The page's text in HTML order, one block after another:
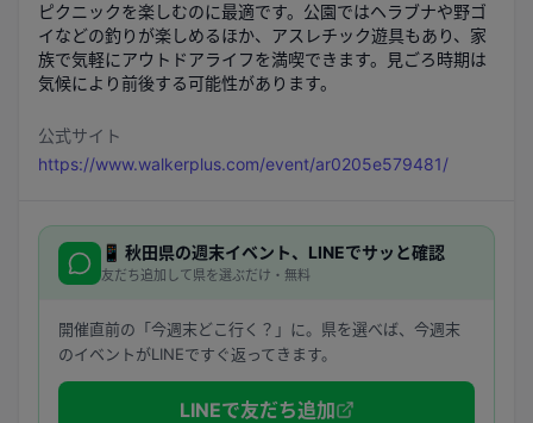
ピクニックを楽しむのに最適です。公園ではヘラブナや野ゴ
イなどの釣りが楽しめるほか、アスレチック遊具もあり、家
族で気軽にアウトドアライフを満喫できます。見ごろ時期は
気候により前後する可能性があります。
公式サイト
https://www.walkerplus.com/event/ar0205e579481/
📱 秋田県の週末イベント、LINEでサッと確認
友だち追加して県を選ぶだけ・無料
開催直前の「今週末どこ行く？」に。県を選べば、今週末
のイベントがLINEですぐ返ってきます。
LINEで友だち追加